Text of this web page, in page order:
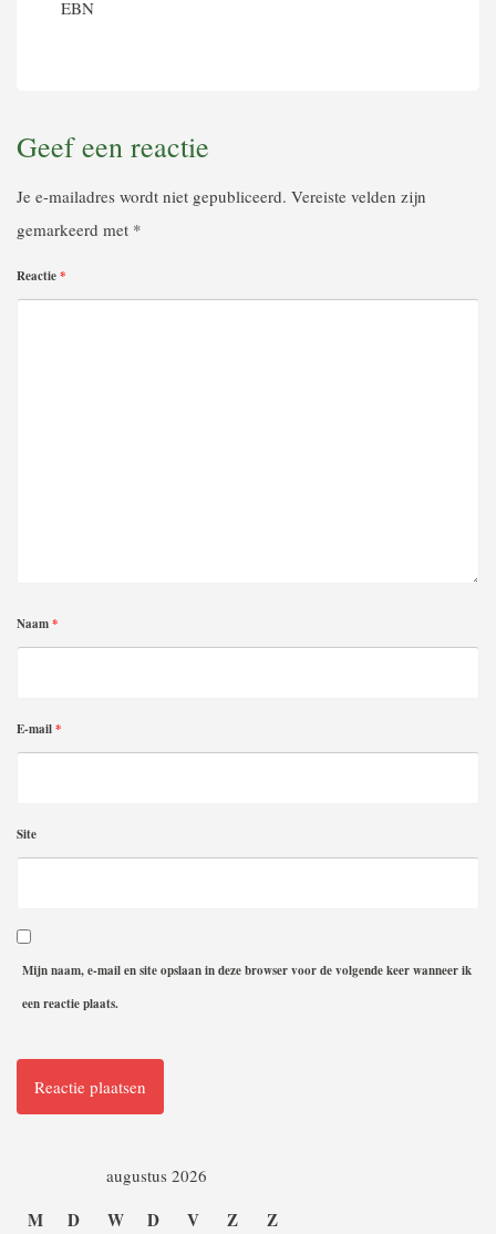
EBN
Geef een reactie
Je e-mailadres wordt niet gepubliceerd. Vereiste velden zijn
gemarkeerd met *
Reactie*
Naam*
E-mail*
Site
Mijn naam, e-mail en site opslaan in deze browser voor de volgende keer wanneer ik
een reactie plaats.
augustus 2026
M D W D V Z Z